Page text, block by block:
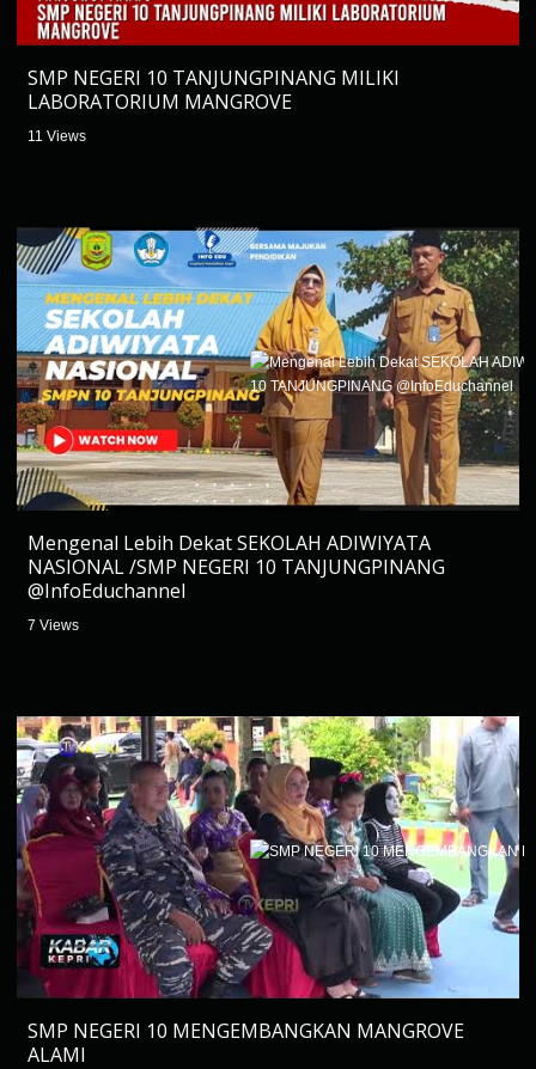
SMP NEGERI 10 TANJUNGPINANG MILIKI
LABORATORIUM MANGROVE
11 Views
Mengenal Lebih Dekat SEKOLAH ADIWIYATA
NASIONAL /SMP NEGERI 10 TANJUNGPINANG
@InfoEduchannel
7 Views
SMP NEGERI 10 MENGEMBANGKAN MANGROVE
ALAMI